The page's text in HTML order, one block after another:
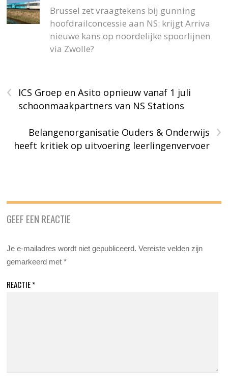
Brussel zet vraagtekens bij gunning
hoofdrailconcessie aan NS: krijgt Arriva
nieuwe kans op noordelijke spoorlijnen
via Zwolle?
‹
ICS Groep en Asito opnieuw vanaf 1 juli
schoonmaakpartners van NS Stations
›
Belangenorganisatie Ouders & Onderwijs
heeft kritiek op uitvoering leerlingenvervoer
GEEF EEN REACTIE
Je e-mailadres wordt niet gepubliceerd. Vereiste velden zijn
gemarkeerd met*
REACTIE*